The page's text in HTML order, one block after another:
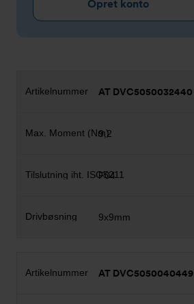
Opret konto
AT DVC5050032440
9,2
F04
9x9mm
AT DVC5050040449